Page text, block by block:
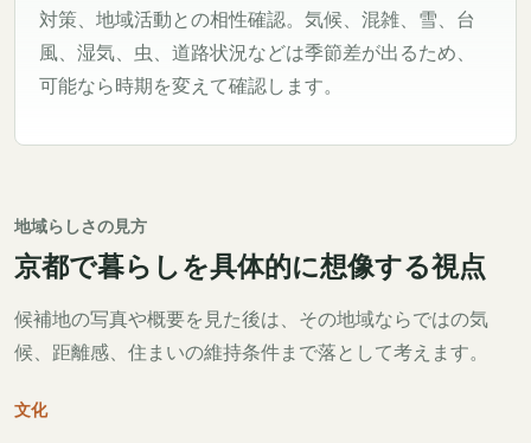
対策、地域活動との相性確認。気候、混雑、雪、台
風、湿気、虫、道路状況などは季節差が出るため、
可能なら時期を変えて確認します。
地域らしさの見方
京都で暮らしを具体的に想像する視点
候補地の写真や概要を見た後は、その地域ならではの気
候、距離感、住まいの維持条件まで落として考えます。
文化